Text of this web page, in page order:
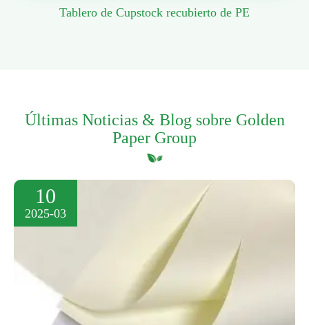
Tablero de Cupstock recubierto de PE
Últimas Noticias & Blog sobre Golden
Paper Group
10
2025-03